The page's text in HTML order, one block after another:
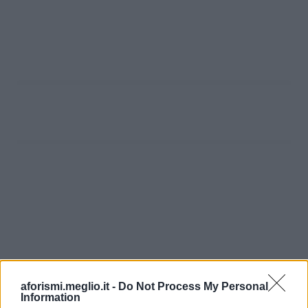
aforismi.meglio.it - Do Not Process My Personal
Information